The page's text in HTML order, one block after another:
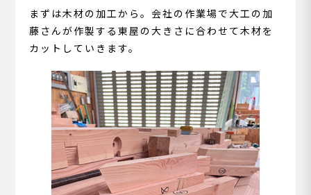
まずは木材の加工から。会社の作業場で大工の加
藤さんが作製する東屋の大きさに合わせて木材を
カットしていきます。